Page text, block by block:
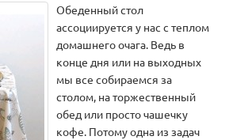
Обеденный стол
ассоциируется у нас с теплом
домашнего очага. Ведь в
конце дня или на выходных
мы все собираемся за
столом, на торжественный
обед или просто чашечку
кофе. Потому одна из задач